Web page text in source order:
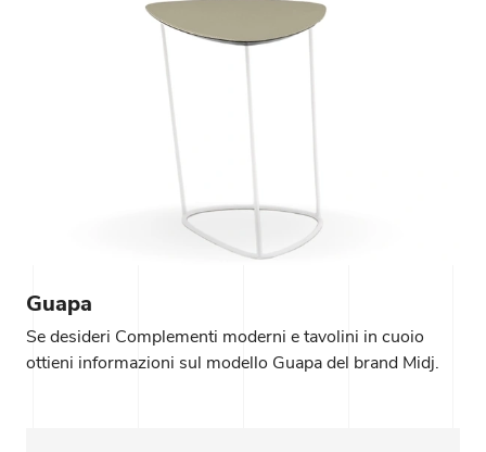
Guapa
Se desideri Complementi moderni e tavolini in cuoio
ottieni informazioni sul modello Guapa del brand Midj.